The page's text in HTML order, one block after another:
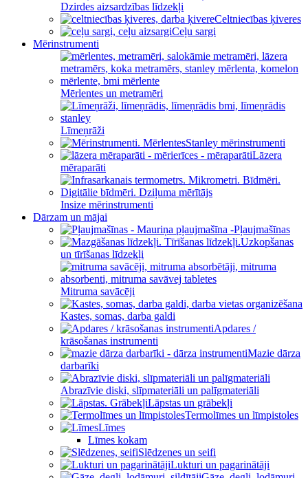
Dzirdes aizsardzības līdzekļi
Celtniecības ķiveres
Ceļu sargi
Mērinstrumenti
Mērlentes un metramēri
Līmeņrāži
Stanley mērinstrumenti
Lāzera
mēraparāti
Insize mērinstrumenti
Dārzam un mājai
Pļaujmašīnas
Uzkopšanas
un tīrīšanas līdzekļi
Mitruma savācēji
Kastes, somas, darba galdi
Apdares /
krāsošanas instrumenti
Mazie dārza
darbarīki
Abrazīvie diski, slīpmateriāli un palīgmateriāli
Lāpstas un grābekļi
Termolīmes un līmpistoles
Līmes
Līmes kokam
Slēdzenes un seifi
Lukturi un pagarinātāji